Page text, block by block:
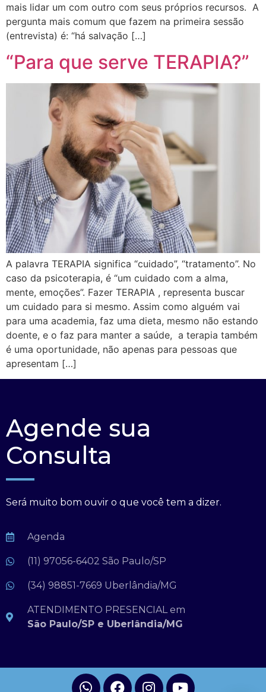
mais lidar um com outro com seus próprios recursos. A
pergunta mais comum que fazem na primeira sessão
(entrevista) é: “há salvação […]
“Para que serve TERAPIA?”
A palavra TERAPIA significa “cuidado”, “tratamento”. No
caso da psicoterapia, é “um cuidado com a alma,
mente, emoções”. Fazer TERAPIA , representa buscar
um cuidado para si mesmo. Assim como alguém vai
para uma academia, faz uma dieta, mesmo não estando
doente, e o faz para manter a saúde, a terapia também
é uma oportunidade, não apenas para pessoas que
apresentam […]
Agende sua
Consulta
Será muito bom ouvir o que você tem a dizer.
Agenda
(11) 97056-6402 São Paulo/SP
(34) 98851-7669 Uberlândia/MG
ATENDIMENTO PRESENCIAL em
São Paulo/SP e Uberlândia/MG